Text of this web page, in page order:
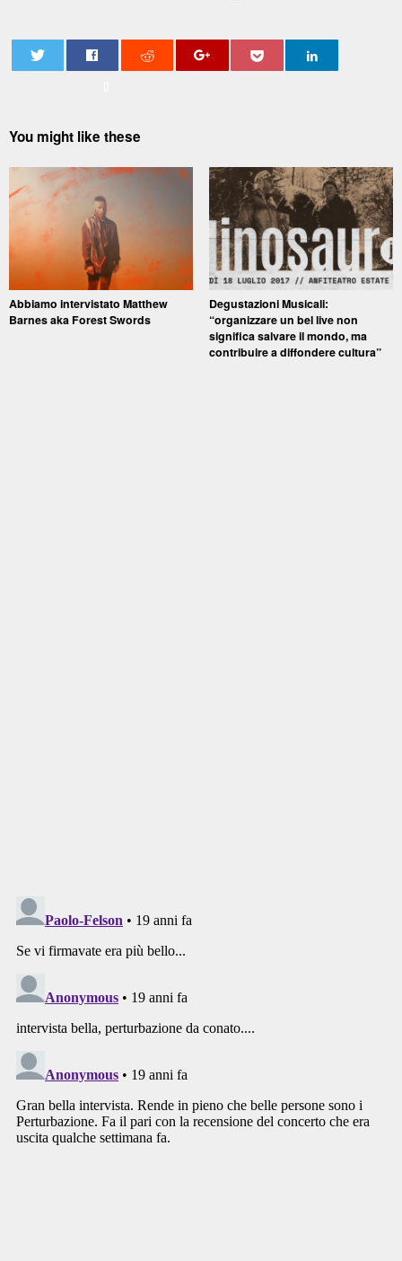
You might like these
Abbiamo intervistato Matthew
Barnes aka Forest Swords
Degustazioni Musicali:
“organizzare un bel live non
significa salvare il mondo, ma
contribuire a diffondere cultura”